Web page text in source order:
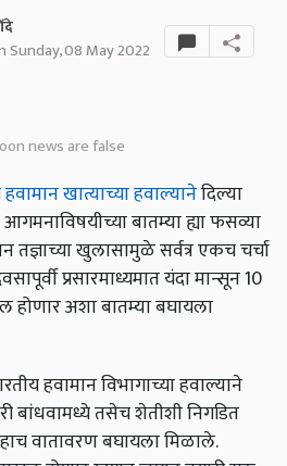
Sunday, 08 May 2022
news are false
खात्याच्या हवाल्यानेदिल्या
बातम्या ह्या फसव्या
तज्ञाच्या खुलासामुळे सर्वत्र एकच चर्चा
प्रसारमाध्यमात यंदा मान्सून 10
होणार अशा बातम्या बघायला
हवामान विभागाच्या हवाल्याने
बांधवामध्ये तसेच शेतीशी निगडित
वातावरण बघायला मिळाले.